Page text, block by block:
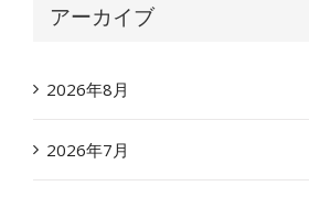
アーカイブ
2026年8月
2026年7月